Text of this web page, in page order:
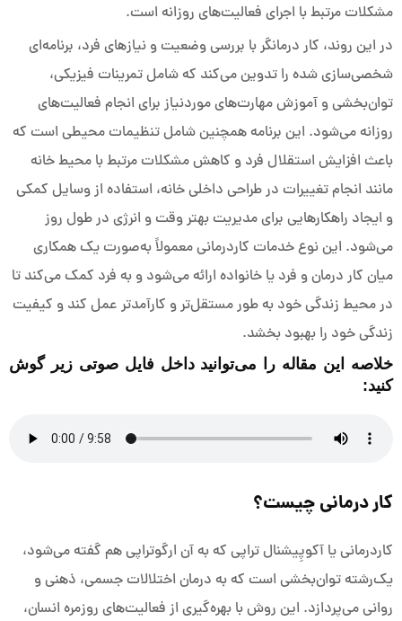
مشکلات مرتبط با اجرای فعالیت‌های روزانه است.
در این روند، کار درمانگر با بررسی وضعیت و نیازهای فرد، برنامه‌ای
شخصی‌سازی شده را تدوین می‌کند که شامل تمرینات فیزیکی،
توان‌بخشی و آموزش مهارت‌های موردنیاز برای انجام فعالیت‌های
روزانه می‌شود. این برنامه همچنین شامل تنظیمات محیطی است که
باعث افزایش استقلال فرد و کاهش مشکلات مرتبط با محیط خانه
مانند انجام تغییرات در طراحی داخلی خانه، استفاده از وسایل کمکی
و ایجاد راهکارهایی برای مدیریت بهتر وقت و انرژی در طول روز
می‌شود. این نوع خدمات کاردرمانی معمولاً به‌صورت یک همکاری
میان کار درمان و فرد یا خانواده ارائه می‌شود و به فرد کمک می‌کند تا
در محیط زندگی خود به طور مستقل‌تر و کارآمدتر عمل کند و کیفیت
زندگی خود را بهبود بخشد.
خلاصه این مقاله را می‌توانید داخل فایل صوتی زیر گوش
کنید:
کار درمانی چیست؟
کاردرمانی یا آکوپِیشنال تراپی که به آن ارگوتراپی هم گفته می‌شود،
یک‌رشته توان‌بخشی است که به درمان اختلالات جسمی، ذهنی و
روانی می‌پردازد. این روش با بهره‌گیری از فعالیت‌های روزمره انسان،